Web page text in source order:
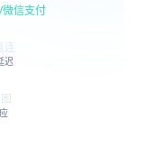
信支付
连
迟